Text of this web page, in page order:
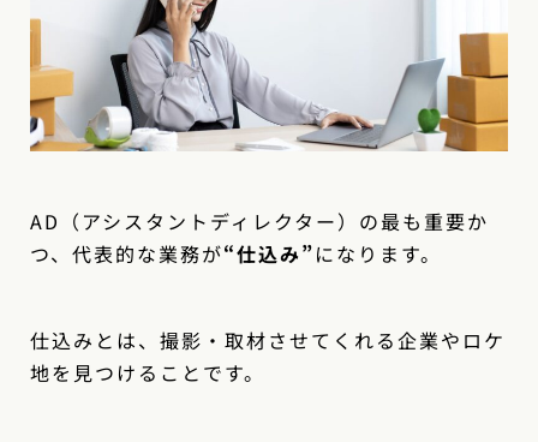
AD（アシスタントディレクター）の最も重要か
つ、代表的な業務が“仕込み”になります。
仕込みとは、撮影・取材させてくれる企業やロケ
地を見つけることです。